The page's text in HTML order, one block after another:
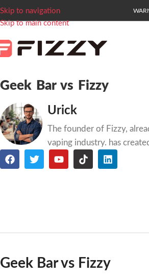
Skip to navigation
Skip to main content
Geek Bar vs Fizzy
Urick
The founder of Fizzy,
vaping industry. has
Geek Bar vs Fizzy